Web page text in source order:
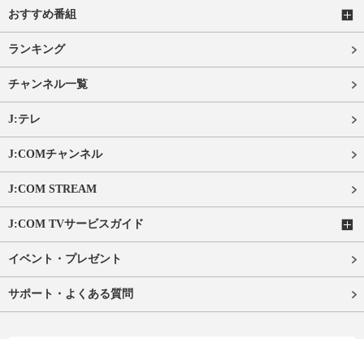
おすすめ番組
ランキング
チャンネル一覧
J:テレ
J:COMチャンネル
J:COM STREAM
J:COM TVサービスガイド
イベント・プレゼント
サポート・よくある質問